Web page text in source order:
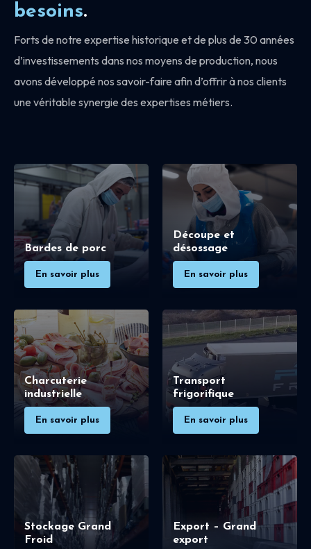
besoins.
Forts de notre expertise historique et de plus de 30 années
d’investissements dans nos moyens de production, nous
avons développé nos savoir-faire afin d’offrir à nos clients
une véritable synergie des expertises métiers.
Bardes de porc
En savoir plus
Découpe et
désossage
En savoir plus
Charcuterie
industrielle
En savoir plus
Transport
frigorifique
En savoir plus
Stockage Grand
Froid
Export – Grand
export